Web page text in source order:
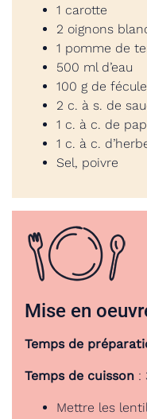
1 carotte
2 oignons
1 pomme de
500 ml d’eau
100 g de
2 c. à s. de
1 c. à c. de
1 c. à c.
Sel, poivre
Mise en
Temps de
Temps de cuisson :
Mettre les